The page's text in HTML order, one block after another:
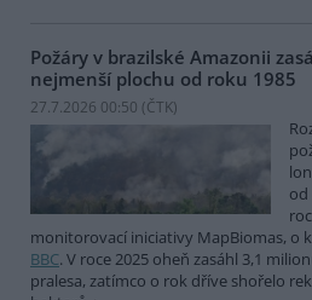
Požáry v brazilské Amazonii
nejmenší plochu od roku 1985
27.7.2026 00:50 (ČTK)
od
monitorovací iniciativy MapBiomas, o
BBC. V roce 2025 oheň zasáhl 3,1
pralesa, zatímco o rok dříve shořelo